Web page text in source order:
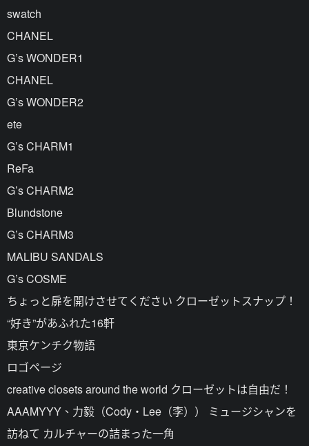
swatch
CHANEL
G’s WONDER1
CHANEL
G’s WONDER2
ete
G’s CHARM1
ReFa
G’s CHARM2
Blundstone
G’s CHARM3
MALIBU SANDALS
G’s COSME
ちょっと扉を開けさせてください クローゼットスナップ！
“好き”があふれた16軒
東京ケンチク物語
ロゴページ
creative closets around the world クローゼットは自由だ！
AAAMYYY、力毅（Cody・Lee（李）） ミュージシャンを
訪ねて カルチャーの詰まった一角